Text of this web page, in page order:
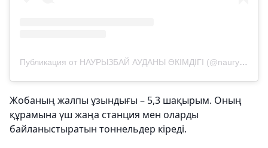
Публикация от НАУРЫЗБАЙ АУДАНЫ ӘКІМДІГІ (@nauryzbai_audany_akimdigi)
Жобаның жалпы ұзындығы – 5,3 шақырым. Оның
құрамына үш жаңа станция мен оларды
байланыстыратын тоннельдер кіреді.